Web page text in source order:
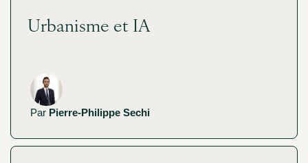
Urbanisme et IA
Par Pierre-Philippe Sechi